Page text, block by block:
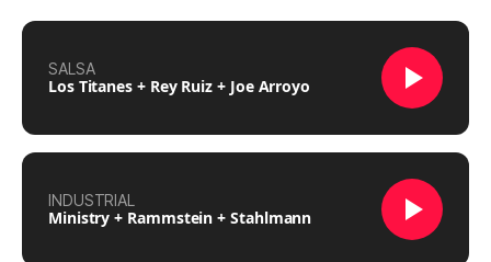
SALSA
Los Titanes + Rey Ruiz + Joe Arroyo
INDUSTRIAL
Ministry + Rammstein + Stahlmann